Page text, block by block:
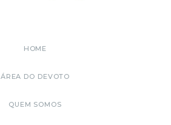
HOME
ÁREA DO DEVOTO
QUEM SOMOS